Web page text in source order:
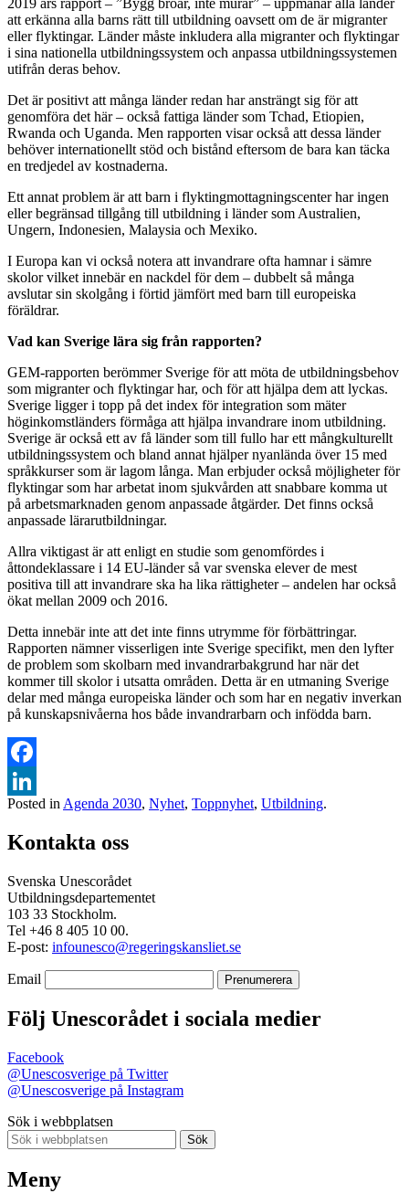
att erkänna alla barns rätt till utbildning oavsett om de är migranter
eller flyktingar. Länder måste inkludera alla migranter och flyktingar
i sina nationella utbildningssystem och anpassa utbildningssystemen
utifrån deras behov.
Det är positivt att många länder redan har ansträngt sig för att
genomföra det här – också fattiga länder som Tchad, Etiopien,
Rwanda och Uganda. Men rapporten visar också att dessa länder
behöver internationellt stöd och bistånd eftersom de bara kan täcka
en tredjedel av kostnaderna.
Ett annat problem är att barn i flyktingmottagningscenter har ingen
eller begränsad tillgång till utbildning i länder som Australien,
Ungern, Indonesien, Malaysia och Mexiko.
I Europa kan vi också notera att invandrare ofta hamnar i sämre
skolor vilket innebär en nackdel för dem – dubbelt så många
avslutar sin skolgång i förtid jämfört med barn till europeiska
föräldrar.
Vad kan Sverige lära sig från rapporten?
GEM-rapporten berömmer Sverige för att möta de utbildningsbehov
som migranter och flyktingar har, och för att hjälpa dem att lyckas.
Sverige ligger i topp på det index för integration som mäter
höginkomstländers förmåga att hjälpa invandrare inom utbildning.
Sverige är också ett av få länder som till fullo har ett mångkulturellt
utbildningssystem och bland annat hjälper nyanlända över 15 med
språkkurser som är lagom långa. Man erbjuder också möjligheter för
flyktingar som har arbetat inom sjukvården att snabbare komma ut
på arbetsmarknaden genom anpassade åtgärder. Det finns också
anpassade lärarutbildningar.
Allra viktigast är att enligt en studie som genomfördes i
åttondeklassare i 14 EU-länder så var svenska elever de mest
positiva till att invandrare ska ha lika rättigheter – andelen har också
ökat mellan 2009 och 2016.
Detta innebär inte att det inte finns utrymme för förbättringar.
Rapporten nämner visserligen inte Sverige specifikt, men den lyfter
de problem som skolbarn med invandrarbakgrund har när det
kommer till skolor i utsatta områden. Detta är en utmaning Sverige
delar med många europeiska länder och som har en negativ inverkan
på kunskapsnivåerna hos både invandrarbarn och infödda barn.
Facebook
LinkedIn
Posted in Agenda 2030, Nyhet, Toppnyhet, Utbildning.
Kontakta oss
Svenska Unescorådet
Utbildningsdepartementet
103 33 Stockholm.
Tel +46 8 405 10 00.
E-post: infounesco@regeringskansliet.se
Email
Följ Unescorådet i sociala medier
Facebook
@Unescosverige på Twitter
@Unescosverige på Instagram
Sök i webbplatsen
Sök
Meny